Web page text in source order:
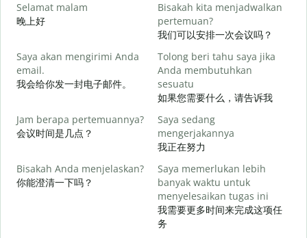
Selamat malam
晚上好
Bisakah kita menjadwalkan
pertemuan?
我们可以安排一次会议吗？
Saya akan mengirimi Anda
email.
我会给你发一封电子邮件。
Tolong beri tahu saya jika
Anda membutuhkan
sesuatu
如果您需要什么，请告诉我
Jam berapa pertemuannya?
会议时间是几点？
Saya sedang
mengerjakannya
我正在努力
Bisakah Anda menjelaskan?
你能澄清一下吗？
Saya memerlukan lebih
banyak waktu untuk
menyelesaikan tugas ini
我需要更多时间来完成这项任
务